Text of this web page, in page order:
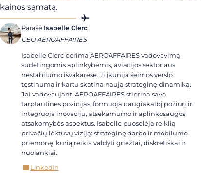
kainos sąmatą.
Parašė Isabelle Clerc
CEO AEROAFFAIRES
Isabelle Clerc perima AEROAFFAIRES vadovavimą
sudėtingomis aplinkybėmis, aviacijos sektoriaus
nestabilumo išvakarėse. Ji įkūnija šeimos verslo
tęstinumą ir kartu skatina naują strateginę dinamiką.
Jai vadovaujant, AEROAFFAIRES stiprina savo
tarptautines pozicijas, formuoja daugiakalbį požiūrį ir
integruoja inovacijų, atsekamumo ir aplinkosaugos
atsakomybės aspektus. Isabelle puoselėja reiklią
privačių lėktuvų viziją: strateginę darbo ir mobilumo
priemonę, kurią reikia valdyti griežtai, diskretiškai ir
nuolankiai.
LinkedIn